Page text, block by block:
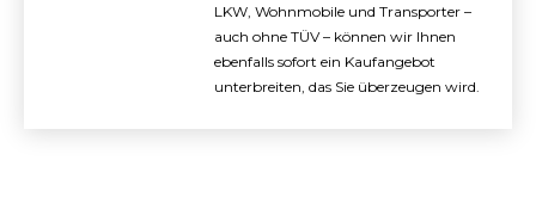
LKW, Wohnmobile und Transporter –
auch ohne TÜV – können wir Ihnen
ebenfalls sofort ein Kaufangebot
unterbreiten, das Sie überzeugen wird.